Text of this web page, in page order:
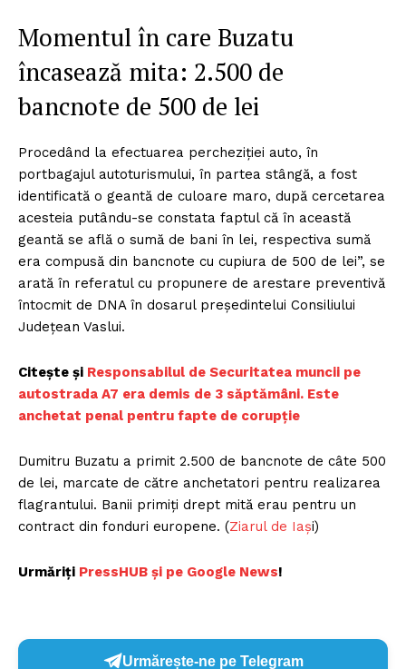
Momentul în care Buzatu
încasează mita: 2.500 de
bancnote de 500 de lei
Procedând la efectuarea percheziţiei auto, în
portbagajul autoturismului, în partea stângă, a fost
identificată o geantă de culoare maro, după cercetarea
acesteia putându-se constata faptul că în această
geantă se află o sumă de bani în lei, respectiva sumă
era compusă din bancnote cu cupiura de 500 de lei”, se
arată în referatul cu propunere de arestare preventivă
întocmit de DNA în dosarul preşedintelui Consiliului
Judeţean Vaslui.
Citește și Responsabilul de Securitatea muncii pe
autostrada A7 era demis de 3 săptămâni. Este
anchetat penal pentru fapte de corupție
Dumitru Buzatu a primit 2.500 de bancnote de câte 500
de lei, marcate de către anchetatori pentru realizarea
flagrantului. Banii primiţi drept mită erau pentru un
contract din fonduri europene. (Ziarul de Iași)
Urmăriți PressHUB și pe Google News!
Urmărește-ne pe Telegram